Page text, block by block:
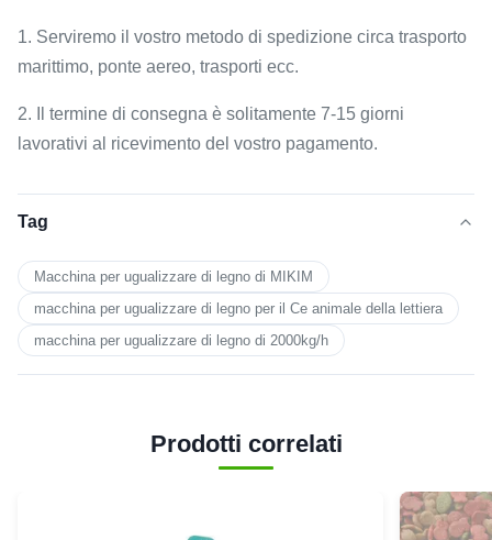
1. Serviremo il vostro metodo di spedizione circa trasporto
marittimo, ponte aereo, trasporti ecc.
2. Il termine di consegna è solitamente 7-15 giorni
lavorativi al ricevimento del vostro pagamento.
Tag
Macchina per ugualizzare di legno di MIKIM
macchina per ugualizzare di legno per il Ce animale della lettiera
macchina per ugualizzare di legno di 2000kg/h
Prodotti correlati